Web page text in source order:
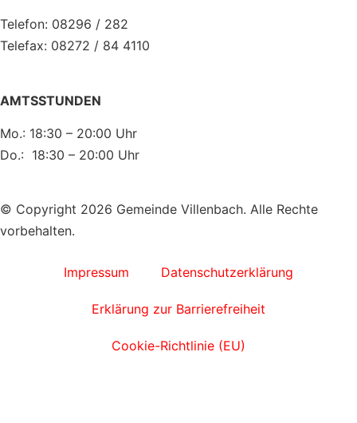
Telefon: 08296 / 282
Telefax: 08272 / 84 4110
AMTSSTUNDEN
Mo.: 18:30 – 20:00 Uhr
Do.: 18:30 – 20:00 Uhr
© Copyright 2026 Gemeinde Villenbach. Alle Rechte
vorbehalten.
Impressum Datenschutzerklärung
Erklärung zur Barrierefreiheit
Cookie-Richtlinie (EU)